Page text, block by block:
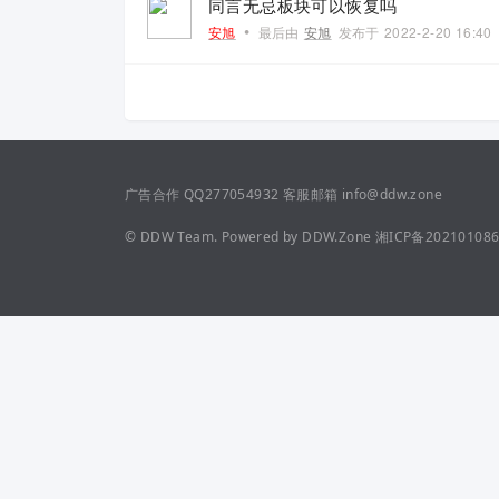
同言无忌板块可以恢复吗
安旭 • 最后由 安旭 发布于 2022-2-20 16:40
广告合作 QQ277054932 客服邮箱 info@ddw.zone
© DDW Team. Powered by DDW.Zone 湘ICP备